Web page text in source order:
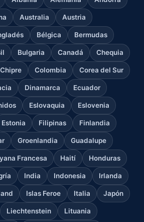
Australia Austria
Bélgica Bermudas
Bulgaria Canadá Chequia
Chipre Colombia Corea del Sur
Dinamarca Ecuador
Eslovaquia Eslovenia
Estonia Filipinas Finlandia
Groenlandia Guadalupe
Francesa Haití Honduras
India Indonesia Irlanda
Islas Feroe Italia Japón
Liechtenstein Lituania